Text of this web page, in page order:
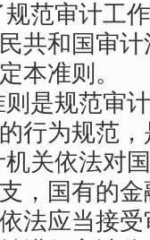
范审计工
共和国审
本准则。
是规范审
行为规范
关依法对
，国有的
法应当接